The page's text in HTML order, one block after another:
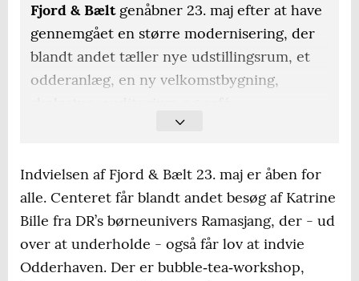
Fjord & Bæltgenåbner 23. maj efter at have
gennemgået en større modernisering, der
blandt andet tæller nye udstillingsrum, et
odderanlæg, en ny velkomstbygning,
doneret 49,5 millioner kroner, og
Kerteminde Kommune, der har bidraget
med 10 millioner kroner.
Adressener Margrethes Pl. 1, 5300
Indvielsen af Fjord & Bælt 23. maj er åben for
alle. Centeret får blandt andet besøg af Katrine
Bille fra DR’s børneunivers Ramasjang, der - ud
over at underholde - også får lov at indvie
Odderhaven. Der er bubble‑tea‑workshop,